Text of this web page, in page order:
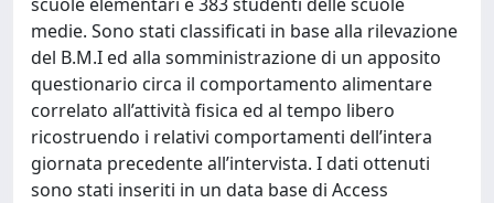
medie. Sono stati classificati in base alla rilevazione
del B.M.I ed alla somministrazione di un apposito
questionario circa il comportamento alimentare
correlato all’attività fisica ed al tempo libero
ricostruendo i relativi comportamenti dell’intera
giornata precedente all’intervista. I dati ottenuti
sono stati inseriti in un data base di Access